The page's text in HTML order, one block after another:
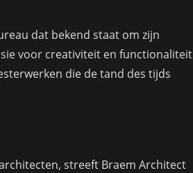
dat bekend staat om zijn
voor creativiteit en functionaliteit
die de tand des tijds
streeft Braem Architect